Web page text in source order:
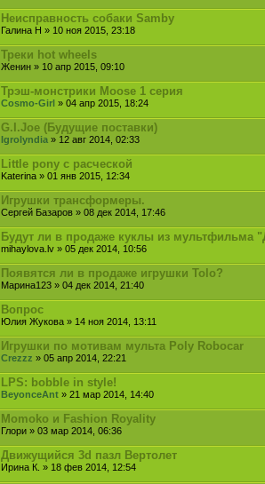
Неисправность собаки Samby
Галина Н » 10 ноя 2015, 23:18
Треки hot wheels
Женин » 10 апр 2015, 09:10
Трэш-монстрики Moose 1 серия
Cosmo-Girl » 04 апр 2015, 18:24
G.I.Joe (Будущие поставки)
Igrolyndia » 12 авг 2014, 02:33
Little pony с расческой
Katerina » 01 янв 2015, 12:34
Игрушки трансформеры.
Сергей Базаров » 08 дек 2014, 17:46
Будут ли в продаже куклы из мультфильма
mihaylova.lv » 05 дек 2014, 10:56
Появятся ли в продаже игрушки Tolo?
Марина123 » 04 дек 2014, 21:40
Вопрос
Юлия Жукова » 14 ноя 2014, 13:11
Игрушки по мотивам мульта Poly Robocar
Crezzz » 05 апр 2014, 22:21
LPS: bobble in style!
BeyonceAnt » 21 мар 2014, 14:40
Momoko и Fashion Royality
Глори » 03 мар 2014, 06:36
Движущийся 3d пазл Вертолет
Ирина К. » 18 фев 2014, 12:54